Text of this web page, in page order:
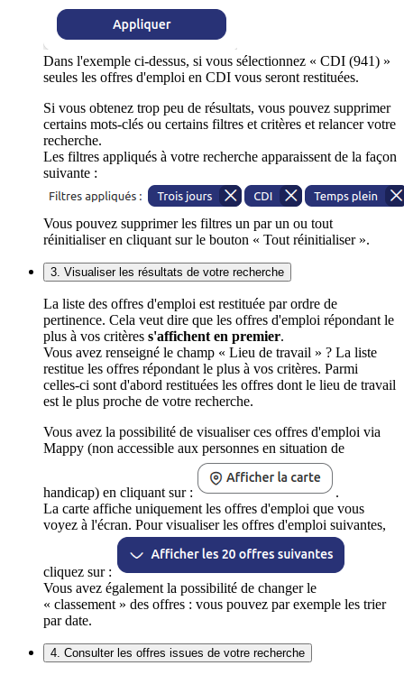
Dans l'exemple ci-dessus, si vous sélectionnez « CDI (941) »
seules les offres d'emploi en CDI vous seront restituées.
Si vous obtenez trop peu de résultats, vous pouvez supprimer
certains mots-clés ou certains filtres et critères et relancer votre
recherche.
Les filtres appliqués à votre recherche apparaissent de la façon
suivante :
Vous pouvez supprimer les filtres un par un ou tout
réinitialiser en cliquant sur le bouton « Tout réinitialiser ».
3. Visualiser les résultats de votre recherche
La liste des offres d'emploi est restituée par ordre de
pertinence. Cela veut dire que les offres d'emploi répondant le
plus à vos critères s'affichent en premier.
Vous avez renseigné le champ « Lieu de travail » ? La liste
restitue les offres répondant le plus à vos critères. Parmi
celles-ci sont d'abord restituées les offres dont le lieu de travail
est le plus proche de votre recherche.
Vous avez la possibilité de visualiser ces offres d'emploi via
Mappy (non accessible aux personnes en situation de
handicap) en cliquant sur :
.
La carte affiche uniquement les offres d'emploi que vous
voyez à l'écran. Pour visualiser les offres d'emploi suivantes,
cliquez sur :
Vous avez également la possibilité de changer le
« classement » des offres : vous pouvez par exemple les trier
par date.
4. Consulter les offres issues de votre recherche